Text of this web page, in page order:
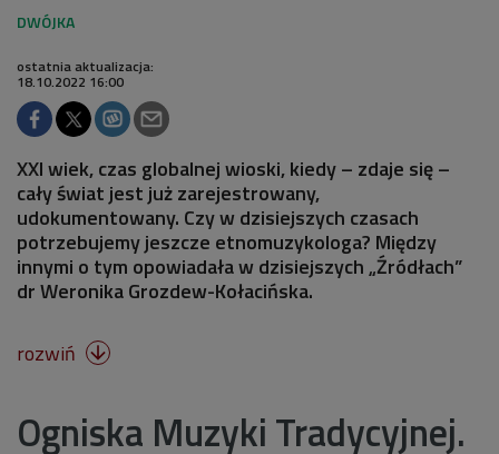
ostatnia aktualizacja:
18.10.2022 16:00
XXI wiek, czas globalnej wioski, kiedy – zdaje się –
cały świat jest już zarejestrowany,
udokumentowany. Czy w dzisiejszych czasach
potrzebujemy jeszcze etnomuzykologa? Między
innymi o tym opowiadała w dzisiejszych „Źródłach”
dr Weronika Grozdew-Kołacińska.
rozwiń 
Ogniska Muzyki Tradycyjnej.